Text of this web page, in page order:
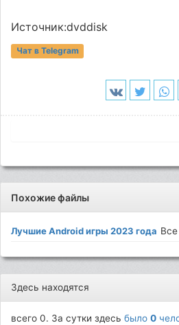
Источник:dvddisk
Чат в Telegram
Похожие файлы
Лучшие Android игры 2023 года
Здесь находятся
всего 0. За сутки здесьбыло0